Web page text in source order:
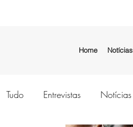
Home Notícias
Tudo Entrevistas Notícias